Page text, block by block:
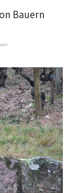
Bauern